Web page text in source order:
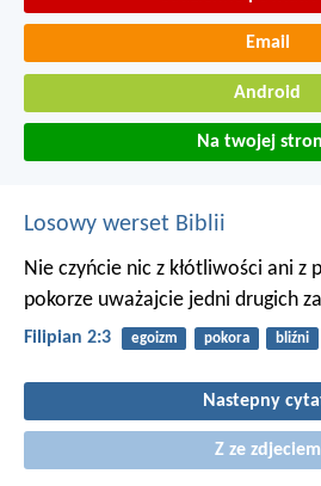
Email
Android
Na twojej
Losowy werset Biblii
Nie czyńcie nic z kłótliwości ani z
pokorze uważajcie jedni drugich
Filipian 2:3 egoizm pokora bliźni
Nastepny
Z ze zdjeciem